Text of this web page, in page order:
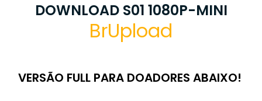
DOWNLOAD S01 1080P-MINI
BrUpload
VERSÃO FULL PARA DOADORES ABAIXO!